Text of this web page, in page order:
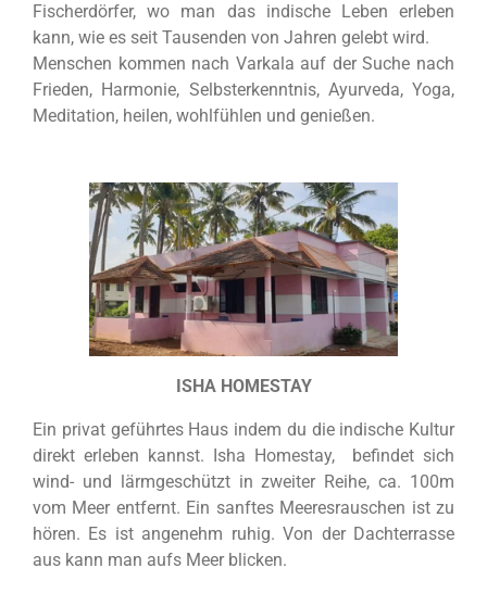
Fischerdörfer, wo man das indische Leben erleben
kann, wie es seit Tausenden von Jahren gelebt wird.
Menschen kommen nach Varkala auf der Suche nach
Frieden, Harmonie, Selbsterkenntnis, Ayurveda, Yoga,
Meditation, heilen, wohlfühlen und genießen.
ISHA HOMESTAY
Ein privat geführtes Haus indem du die indische Kultur
direkt erleben kannst. Isha Homestay, befindet sich
wind- und lärmgeschützt in zweiter Reihe, ca. 100m
vom Meer entfernt. Ein sanftes Meeresrauschen ist zu
hören. Es ist angenehm ruhig. Von der Dachterrasse
aus kann man aufs Meer blicken.